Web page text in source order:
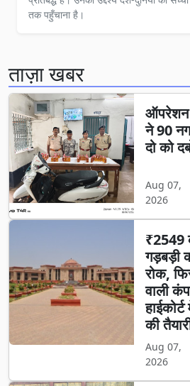
तक पहुँचाना है।
ताज़ा खबर
ऑपरेशन
ने 90
दो को
Aug 07,
2026
₹2549
गड़बड़ी
रोक,
वाली
की
Aug 07,
2026